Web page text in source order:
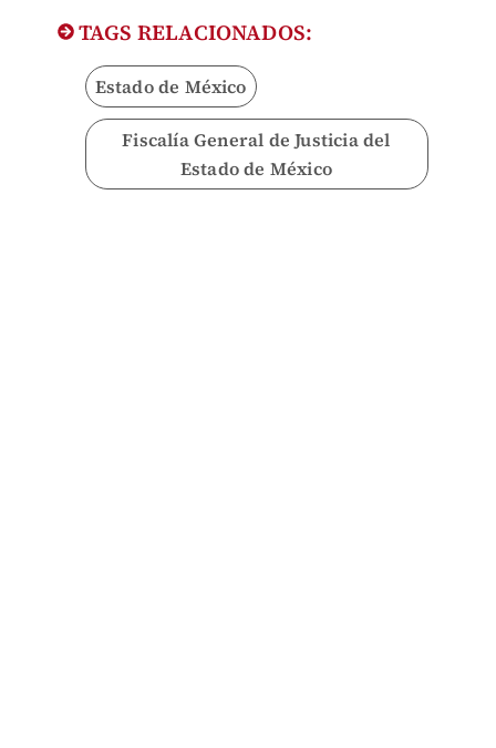
TAGS RELACIONADOS:
Estado de México
Fiscalía General de Justicia del
Estado de México